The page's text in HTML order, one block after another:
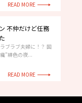
READ MORE
不仲だけど任務
ブラブ夫婦に！？ 国
”緋色の夜...
READ MORE